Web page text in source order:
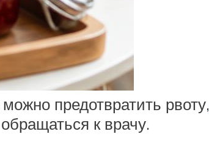
предотвратить рвоту,
к врачу.